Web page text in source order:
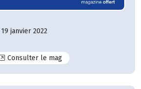
janvier 2022
Consulter le magN°121